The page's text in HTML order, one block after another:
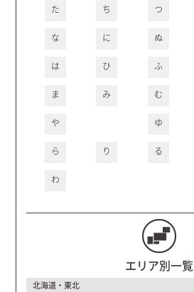
た ち つ
な に ぬ
は ひ ふ
ま み む
や ゆ
ら り る
わ
エリア別一覧
北海道・東北